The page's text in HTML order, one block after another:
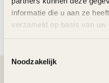
informatie die u aan ze
verzameld op basis van
Noodzakelijk
▸ Hoe verloopt de